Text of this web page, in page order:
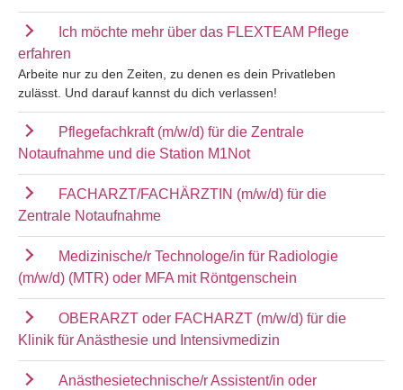
Ich möchte mehr über das FLEXTEAM Pflege
erfahren
Arbeite nur zu den Zeiten, zu denen es dein Privatleben
zulässt. Und darauf kannst du dich verlassen!
Pflegefachkraft (m/w/d) für die Zentrale
Notaufnahme und die Station M1Not
FACHARZT/FACHÄRZTIN (m/w/d) für die
Zentrale Notaufnahme
Medizinische/r Technologe/in für Radiologie
(m/w/d) (MTR) oder MFA mit Röntgenschein
OBERARZT oder FACHARZT (m/w/d) für die
Klinik für Anästhesie und Intensivmedizin
Anästhesietechnische/r Assistent/in oder